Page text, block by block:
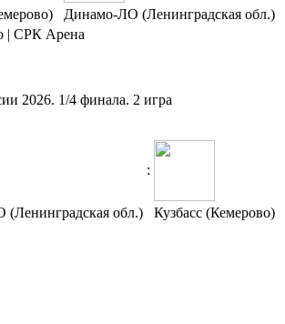
Динамо-ЛО (Ленинградская обл.)
| СРК Арена
2026. 1/4 финала. 2 игра
:
обл.) Кузбасс (Кемерово)